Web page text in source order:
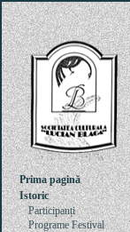
Prima pagină
Istoric
Participanți
Programe Festival